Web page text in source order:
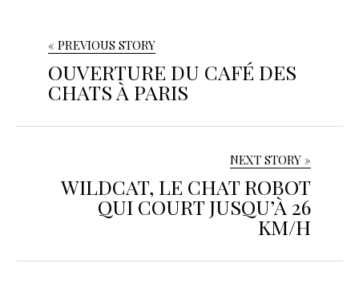
« PREVIOUS STORY
OUVERTURE DU CAFÉ DES
CHATS À PARIS
NEXT STORY »
WILDCAT, LE CHAT ROBOT
QUI COURT JUSQU’À 26
KM/H